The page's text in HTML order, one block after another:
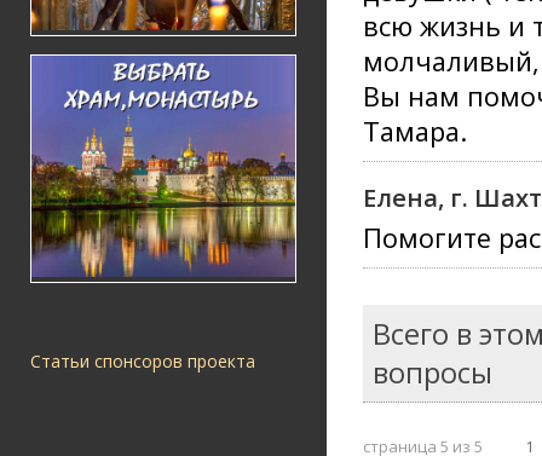
Статьи спонсоров проекта
всю жизнь и
молчаливый,
Вы нам
Тамара.
Елена, г.
Помогите
Всего в
вопросы
страница 5 из 5 1